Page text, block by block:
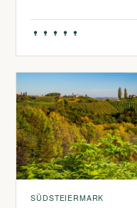
SÜDSTEIERMARK